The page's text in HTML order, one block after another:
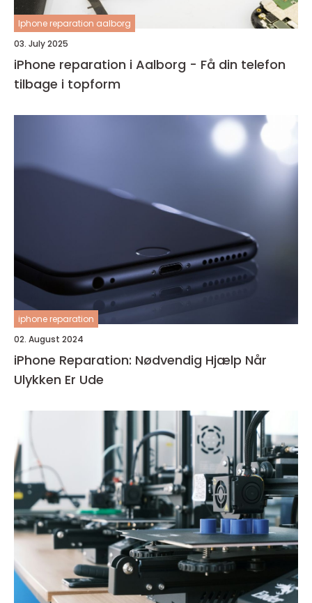
Iphone reparation aalborg
03. July 2025
iPhone reparation i Aalborg - Få din telefon
tilbage i topform
iphone reparation
02. August 2024
iPhone Reparation: Nødvendig Hjælp Når
Ulykken Er Ude